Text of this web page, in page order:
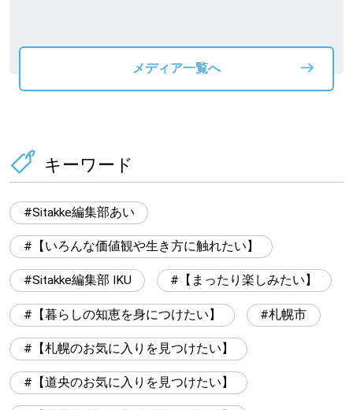
メディア一覧へ
キーワード
Sitakke編集部あい
【いろんな価値観や生き方に触れたい】
Sitakke編集部 IKU 【まったり楽しみたい】
【暮らしの知恵を身につけたい】 札幌市
【札幌のお気に入りを見つけたい】
【道央のお気に入りを見つけたい】